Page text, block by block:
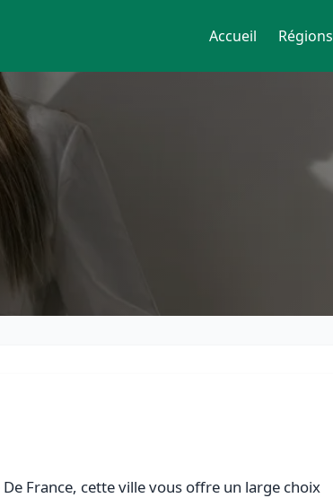
Accueil Régions
France, cette ville vous offre un large choix